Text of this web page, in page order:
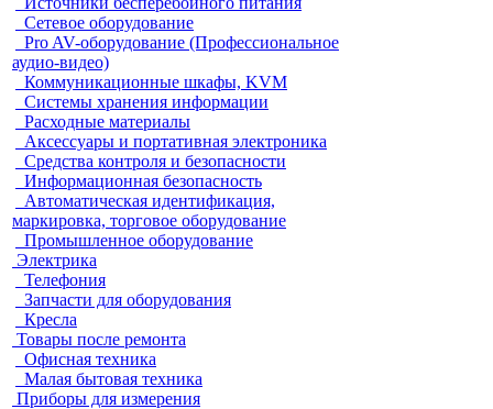
Сетевое оборудование
Pro AV-оборудование (Профессиональное
аудио-видео)
Коммуникационные шкафы, KVM
Системы хранения информации
Расходные материалы
Аксессуары и портативная электроника
Средства контроля и безопасности
Информационная безопасность
Автоматическая идентификация,
маркировка, торговое оборудование
Промышленное оборудование
Электрика
Телефония
Запчасти для оборудования
Кресла
Товары после ремонта
Офисная техника
Малая бытовая техника
Приборы для измерения